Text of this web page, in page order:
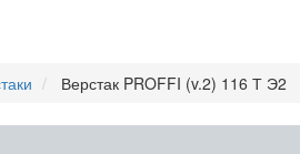
Верстак PROFFI (v.2) 116 Т Э2